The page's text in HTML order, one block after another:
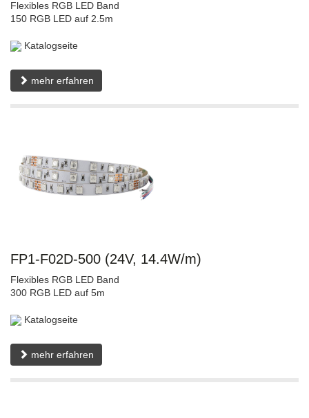
Flexibles RGB LED Band
150 RGB LED auf 2.5m
Katalogseite
mehr erfahren
FP1-F02D-500 (24V, 14.4W/m)
Flexibles RGB LED Band
300 RGB LED auf 5m
Katalogseite
mehr erfahren